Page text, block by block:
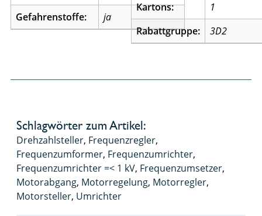
Gefahrenstoffe:
ja
Kartons:
1
Rabattgruppe:
3D2
Schlagwörter zum Artikel:
Drehzahlsteller, Frequenzregler,
Frequenzumformer, Frequenzumrichter,
Frequenzumrichter =< 1 kV, Frequenzumsetzer,
Motorabgang, Motorregelung, Motorregler,
Motorsteller, Umrichter